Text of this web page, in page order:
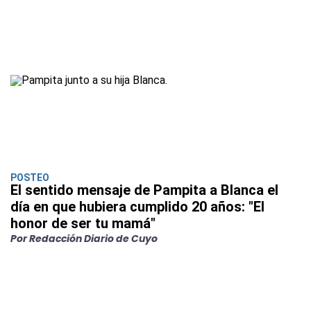
POSTEO
El sentido mensaje de Pampita a Blanca el
día en que hubiera cumplido 20 años: "El
honor de ser tu mamá"
Por Redacción Diario de Cuyo